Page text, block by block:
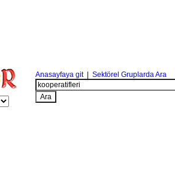
Anasayfaya git| Sektörel Gruplarda Ara